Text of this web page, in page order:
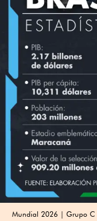
Mundial 2026 | Grupo C